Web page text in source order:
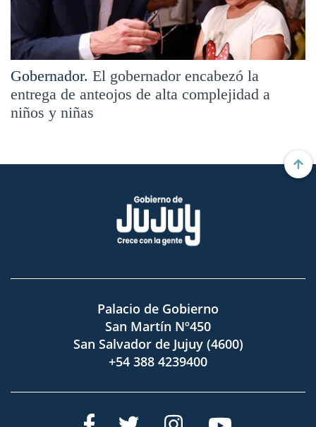
Gobernador. El gobernador encabezó la
entrega de anteojos de alta complejidad a
niños y niñas
Palacio de Gobierno
San Martín Nº450
San Salvador de Jujuy (4600)
+54 388 4239400